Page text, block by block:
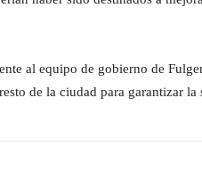
al equipo de gobierno de
de la ciudad para garantizar